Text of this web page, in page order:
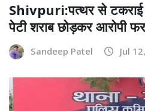
Shivpuri:पत्थर से टकराई
पेटी शराब छोड़कर आरोपी
Sandeep Patel Jul